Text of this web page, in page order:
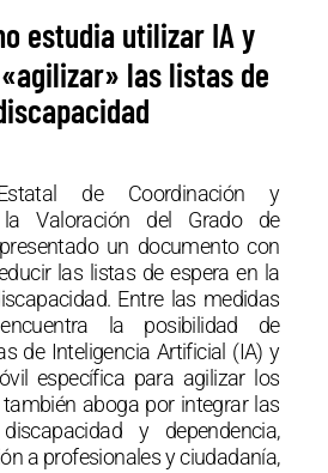
estudia utilizar IA y
las listas de
de Coordinación y
Valoración del Grado de
un documento con
las listas de espera en la
Entre las medidas
la posibilidad de
de Inteligencia Artificial (IA) y
específica para agilizar los
aboga por integrar las
y dependencia,
a profesionales y ciudadanía,